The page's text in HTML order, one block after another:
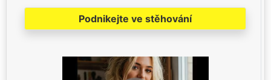
Podnikejte ve stěhování